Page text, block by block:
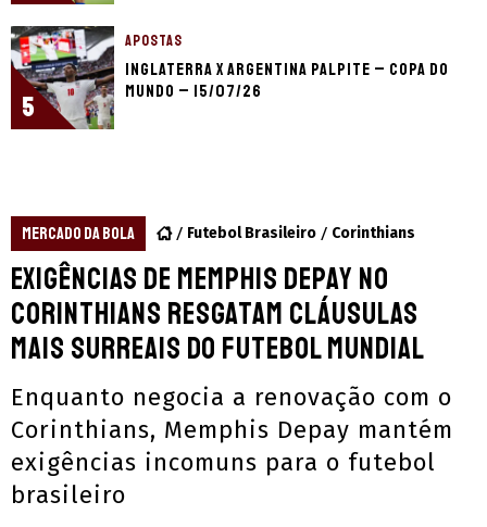
5
APOSTAS
Inglaterra x Argentina palpite – Copa do
Mundo – 15/07/26
MERCADO DA BOLA Futebol Brasileiro Corinthians
Exigências de Memphis Depay no
Corinthians resgatam cláusulas
mais surreais do futebol mundial
Enquanto negocia a renovação com o
Corinthians, Memphis Depay mantém
exigências incomuns para o futebol
brasileiro